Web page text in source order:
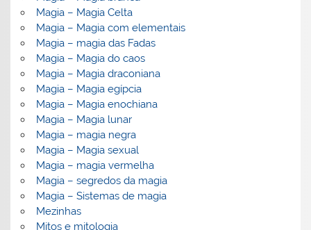
Magia – Magia Celta
Magia – Magia com elementais
Magia – magia das Fadas
Magia – Magia do caos
Magia – Magia draconiana
Magia – Magia egípcia
Magia – Magia enochiana
Magia – Magia lunar
Magia – magia negra
Magia – Magia sexual
Magia – magia vermelha
Magia – segredos da magia
Magia – Sistemas de magia
Mezinhas
Mitos e mitologia